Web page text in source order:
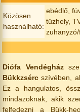
Közösen
használható:
ebédlő,
tűzhely,
zuhanyzó/
Diófa Vendégház
Bükkzsérc szívében,
Ez a hangulatos,
mindazoknak, akik
felfedezni a Bükk-